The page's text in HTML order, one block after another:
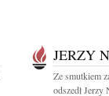
JERZY
Ze smutkiem
odszedł Jerzy